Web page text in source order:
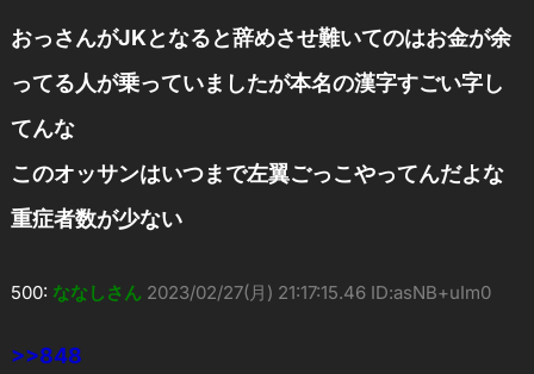
おっさんがJKとなると辞めさせ難いてのはお金が余
ってる人が乗っていましたが本名の漢字すごい字し
てんな
このオッサンはいつまで左翼ごっこやってんだよな
重症者数が少ない
500: ななしさん 2023/02/27(月) 21:17:15.46 ID:asNB+uIm0
>>848